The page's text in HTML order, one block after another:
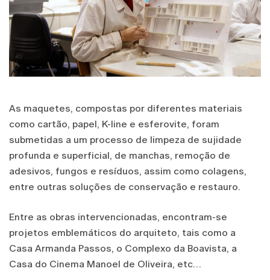
As maquetes, compostas por diferentes materiais
como cartão, papel, K-line e esferovite, foram
submetidas a um processo de limpeza de sujidade
profunda e superficial, de manchas, remoção de
adesivos, fungos e resíduos, assim como colagens,
entre outras soluções de conservação e restauro.
Entre as obras intervencionadas, encontram-se
projetos emblemáticos do arquiteto, tais como a
Casa Armanda Passos, o Complexo da Boavista, a
Casa do Cinema Manoel de Oliveira, etc…